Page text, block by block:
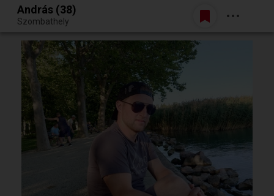
Egy jó randiból bármi lehet.
Belépés
András (38)
Szombathely